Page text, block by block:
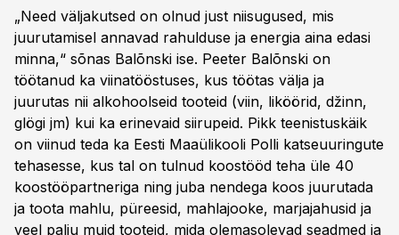
„Need väljakutsed on olnud just niisugused, mis
juurutamisel annavad rahulduse ja energia aina edasi
minna,“ sõnas Balõnski ise. Peeter Balõnski on
töötanud ka viinatööstuses, kus töötas välja ja
juurutas nii alkohoolseid tooteid (viin, liköörid, džinn,
glögi jm) kui ka erinevaid siirupeid. Pikk teenistuskäik
on viinud teda ka Eesti Maaülikooli Polli katseuuringute
tehasesse, kus tal on tulnud koostööd teha üle 40
koostööpartneriga ning juba nendega koos juurutada
ja toota mahlu, püreesid, mahlajooke, marjajahusid ja
veel palju muid tooteid, mida olemasolevad seadmed ja